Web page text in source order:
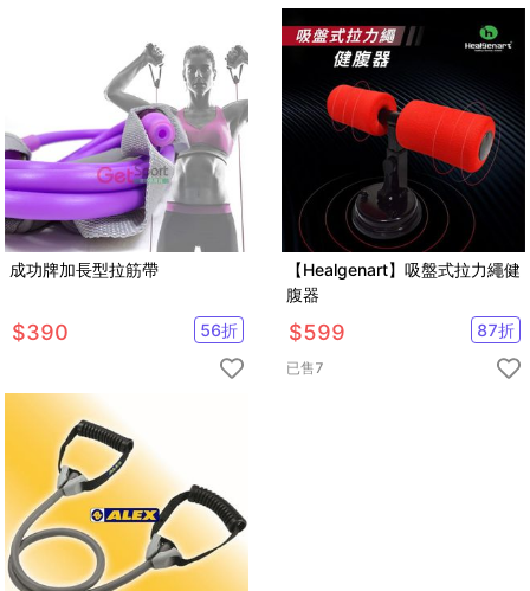
成功牌加長型拉筋帶
$390 56折
【Healgenart】吸盤式拉力繩健
腹器
$599 87折
已售7